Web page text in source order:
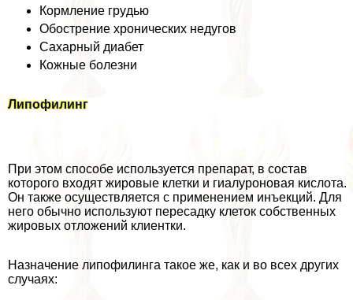
Кормление гpyдью
Обострение хронических недугов
Сахарный диабет
Кожные болезни
Липофилинг
При этом способе используется препарат, в состав
которого входят жировые клетки и гиалуроновая кислота.
Он также осуществляется с применением инъекций. Для
него обычно используют пересадку клеток собственных
жировых отложений клиентки.
Назначение липофилинга такое же, как и во всех других
случаях: